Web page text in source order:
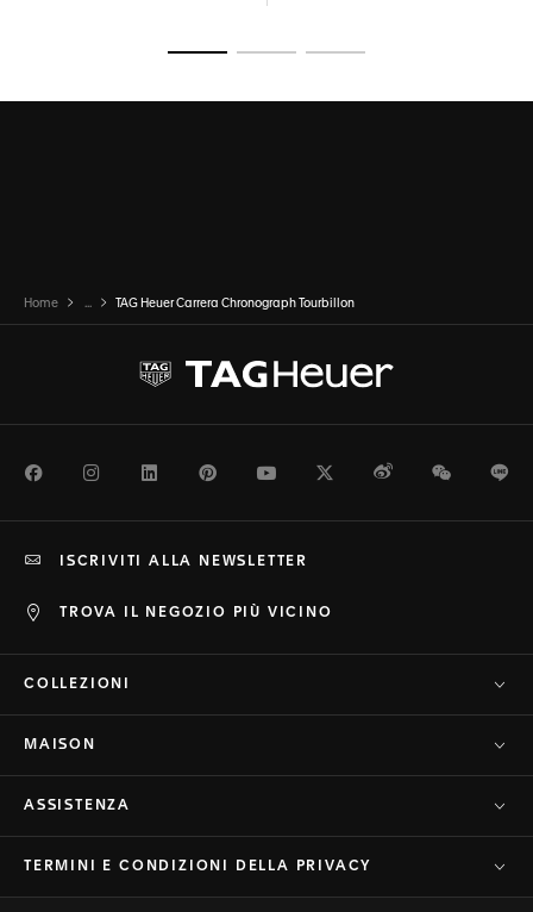
Home ... TAG Heuer Carrera Chronograph Tourbillon
FacebookInstagramLinkedInPinterestYoutubeTwitterWeiboWeChat
TROVA IL NEGOZIO PIÙ VICINO
ISCRIVITI ALLA NEWSLETTER
COLLEZIONI
MAISON
ASSISTENZA
TERMINI E CONDIZIONI DELLA PRIVACY